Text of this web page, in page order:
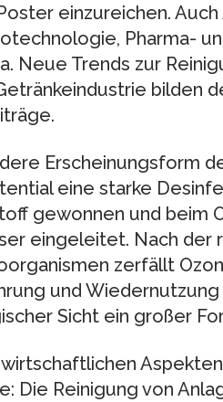
einzureichen.
Pharma-
Neue Trends zur
bilden
Erscheinungsform
eine starke
gewonnen und beim
eingeleitet. Nach der
zerfällt
und Wiedernutzung
Sicht ein großer
Die Reinigung von